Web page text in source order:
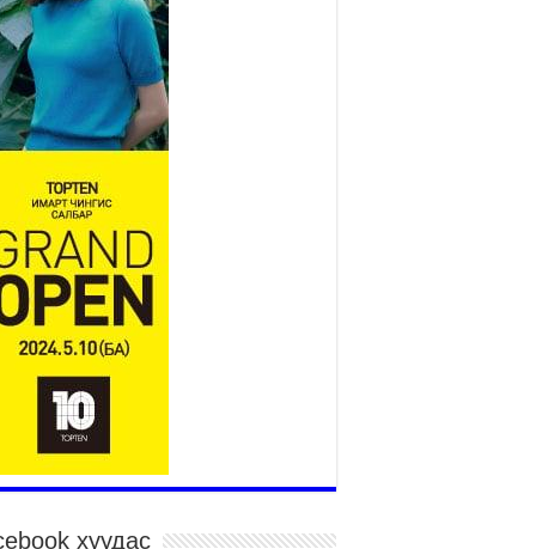
Үндэсний их баяр наадам
эхэллээ
2026 оны 7 сар 15 / 11 цаг 14 минут
усны аюулаас сэргийлж, нийслэлийн Онцгой
газрын 162 алба хаагч үүрэг гүйцэтгэж
оны 7 сар 15 / 11 цаг 07 минут
их сурын харваанд 850 харваач цэц
сорьж байна
оны 7 сар 15 / 11 цаг 03 минут
цэнгэлдэхийн эргэн тойронд
оны 7 сар 15 / 10 цаг 58 минут
их баяр наадмын шагайн харваа
хүрэгчдийн багийн харваагаар
байна
оны 7 сар 15 / 10 цаг 52 минут
их баяр наадмын хүчит бөхийн
хуудас